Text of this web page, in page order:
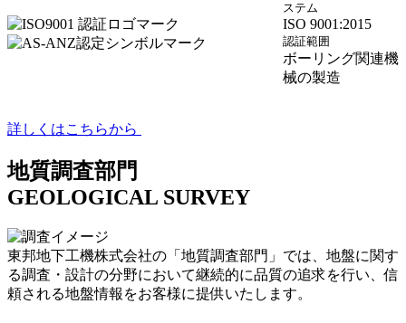
ステム
ISO 9001:2015
認証範囲
ボーリング関連機
械の製造
詳しくはこちらから
地質調査部門
GEOLOGICAL SURVEY
東邦地下工機株式会社の「地質調査部門」では、地盤に関す
る調査・設計の分野において継続的に品質の追求を行い、信
頼される地盤情報をお客様に提供いたします。